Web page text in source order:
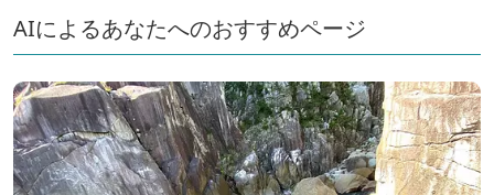
AIによるあなたへのおすすめページ